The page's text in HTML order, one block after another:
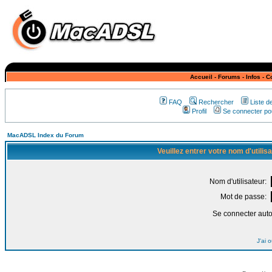
Accueil - Forums - Infos -
FAQ Rechercher
Liste
Profil
Se connecter
MacADSL Index du Forum
Veuillez entrer votre nom
Nom d'utilisateur:
Mot de passe:
Se connecter
J'ai